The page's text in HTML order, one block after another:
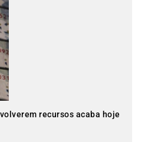
recursos acaba hoje